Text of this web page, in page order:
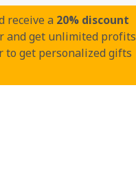
receive a 20% discount
and get unlimited profits
to get personalized gifts